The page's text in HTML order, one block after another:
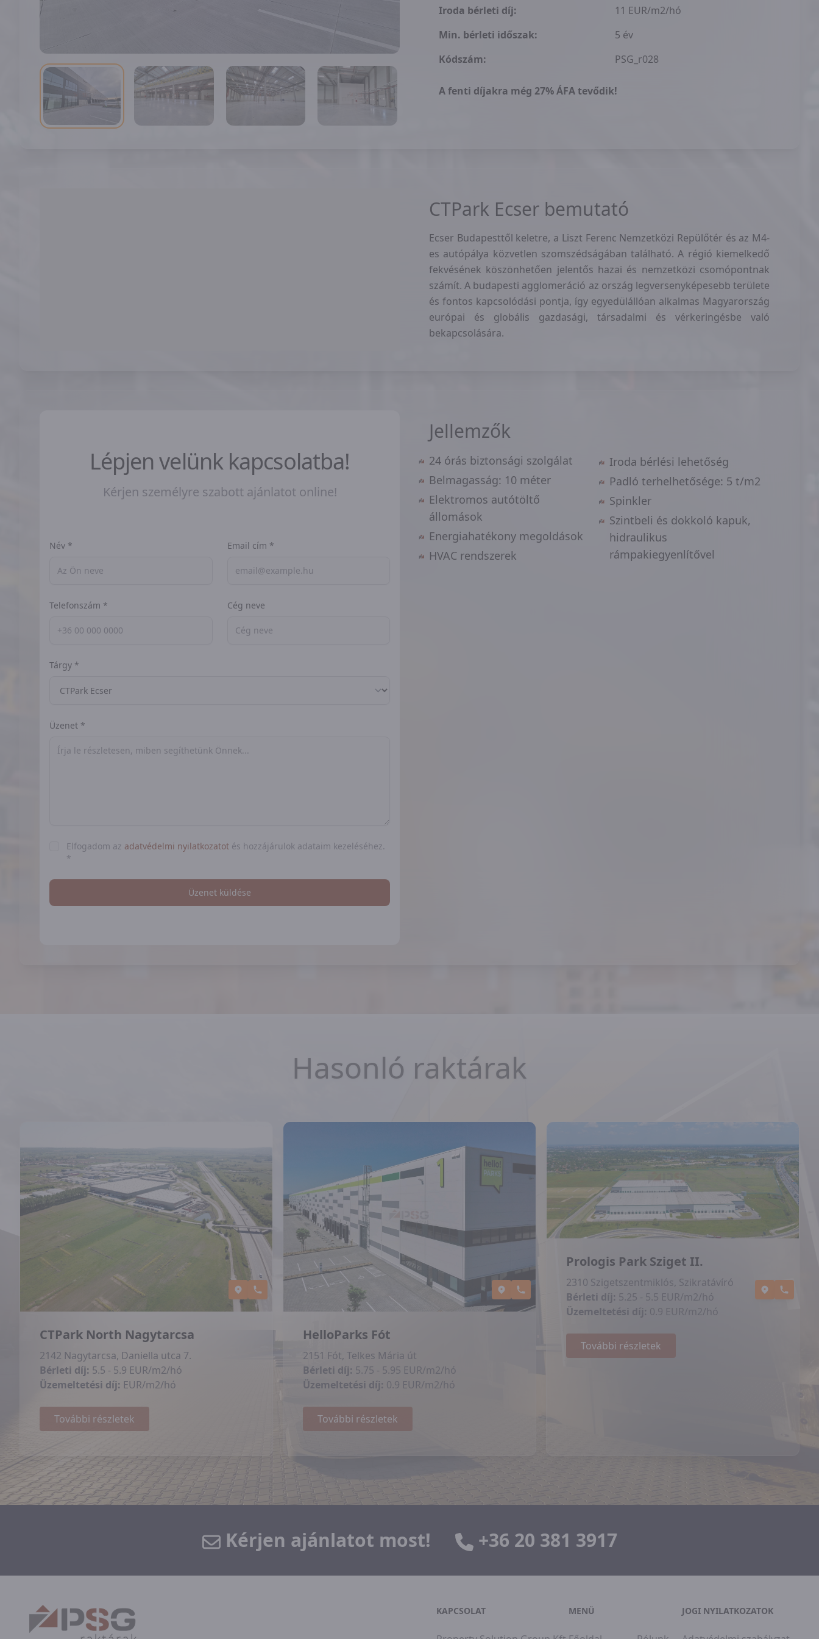
Iroda bérleti díj:
11 EUR/m2/hó
Min. bérleti időszak:
5 év
Kódszám:
PSG_r028
A fenti díjakra még 27% ÁFA tevődik!
CTPark Ecser bemutató
Ecser Budapesttől keletre, a Liszt Ferenc Nemzetközi Repülőtér és az M4-
es autópálya közvetlen szomszédságában található. A régió kiemelkedő
fekvésének köszönhetően jelentős hazai és nemzetközi csomópontnak
számít. A budapesti agglomeráció az ország legversenyképesebb területe
és fontos kapcsolódási pontja, így egyedülállóan alkalmas Magyarország
európai és globális gazdasági, társadalmi és vérkeringésbe való
bekapcsolására.
Lépjen velünk kapcsolatba!
Kérjen személyre szabott ajánlatot online!
Név * Email cím *
Telefonszám * Cég neve
Tárgy *
Üzenet *
Elfogadom az adatvédelmi nyilatkozatot és hozzájárulok adataim kezeléséhez.
*
Üzenet küldése
Jellemzők
24 órás biztonsági szolgálat
Belmagasság: 10 méter
Elektromos autótöltő
állomások
Energiahatékony megoldások
HVAC rendszerek
Iroda bérlési lehetőség
Padló terhelhetősége: 5 t/m2
Spinkler
Szintbeli és dokkoló kapuk,
hidraulikus
rámpakiegyenlítővel
Hasonló raktárak
CTPark North Nagytarcsa
2142 Nagytarcsa, Daniella utca 7.
Bérleti díj: 5.5 - 5.9 EUR/m2/hó
Üzemeltetési díj: EUR/m2/hó
További részletek
HelloParks Fót
2151 Fót, Telkes Mária út
Bérleti díj: 5.75 - 5.95 EUR/m2/hó
Üzemeltetési díj: 0.9 EUR/m2/hó
További részletek
Prologis Park Sziget II.
2310 Szigetszentmiklós, Szikratávíró
Bérleti díj: 5.25 - 5.5 EUR/m2/hó
Üzemeltetési díj: 0.9 EUR/m2/hó
További részletek
Kérjen ajánlatot most! +36 20 381 3917
KAPCSOLAT MENÜ JOGI NYILATKOZATOK